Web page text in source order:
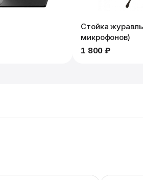
Стойка
микрофонов)
1 800 ₽